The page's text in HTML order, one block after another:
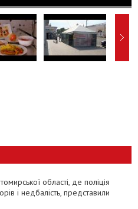
області, де поліція
і недбалість, представили